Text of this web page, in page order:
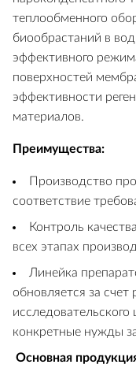
теплообменного
биообрастаний в
эффективного
поверхностей
эффективности
материалов.
Преимущества:
Производство
соответствие
Контроль
всех этапах
Линейка
обновляется за счет
конкретные нужды
Основная